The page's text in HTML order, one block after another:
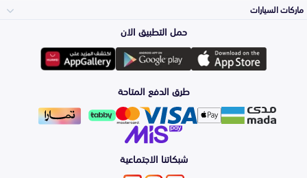
المكائن، القيرات
وملحقاتها
الشمعات
والاصطبات (الاضاءة)
الفرامل والأقمشة
لوازم الرحلات
اكسسوارات العناية
الزيوت و السوائل
الأكثر مبيعاً
التلميع والعناية
ماركات السيارات
تويوتا
هيونداي
كيا
حمل التطبيق الان
طرق الدفع المتاحة
شبكاتنا الاجتماعية